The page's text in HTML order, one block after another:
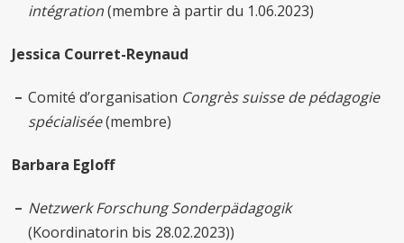
intégration(membre à partir du 1.06.2023)
Jessica Courret-Reynaud
Comité d’organisation Congrès suisse de pédagogie
spécialisée(membre)
Barbara Egloff
Netzwerk Forschung Sonderpädagogik
(Koordinatorin bis 28.02.2023))